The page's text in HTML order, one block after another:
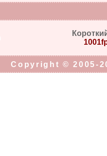
Copyright © 2005-